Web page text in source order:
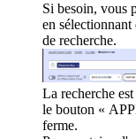
Si besoin, vous
en sélectionnant
de recherche.
La recherche
le bouton «
ferme.